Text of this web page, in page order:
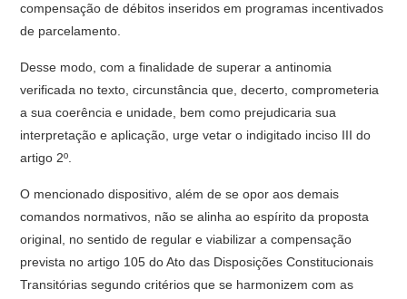
compensação de débitos inseridos em programas incentivados
de parcelamento.
Desse modo, com a finalidade de superar a antinomia
verificada no texto, circunstância que, decerto, comprometeria
a sua coerência e unidade, bem como prejudicaria sua
interpretação e aplicação, urge vetar o indigitado inciso III do
artigo 2º.
O mencionado dispositivo, além de se opor aos demais
comandos normativos, não se alinha ao espírito da proposta
original, no sentido de regular e viabilizar a compensação
prevista no artigo 105 do Ato das Disposições Constitucionais
Transitórias segundo critérios que se harmonizem com as